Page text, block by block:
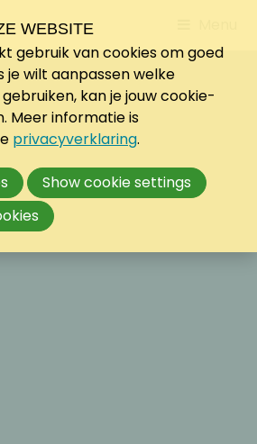
to
WEBSITE
gebruik van cookies om goed
je wilt aanpassen welke
kan je jouw cookie-
Meer informatie is
privacyverklaring.
Show cookie settings